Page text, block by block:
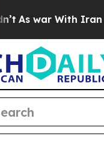
As war With Iran